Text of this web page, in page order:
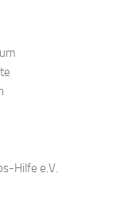
Hilfe e.V.